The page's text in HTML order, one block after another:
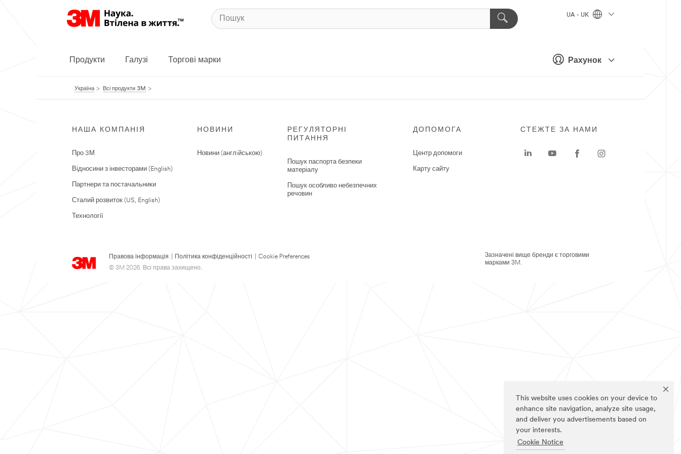
This website uses cookies on your device to
enhance site navigation, analyze site usage,
and deliver you advertisements based on
your interests.
Cookie Notice
Рахунок
UA - UK
Продукти Галузі Торгові марки
Україна Всі продукти 3M
НАША КОМПАНІЯ
Про 3М
Відносини з інвесторами (English)
Партнери та постачальники
Сталий розвиток (US, English)
Технології
НОВИНИ
Новини (англiйською)
РЕГУЛЯТОРНІ
ПИТАННЯ
Пошук паспорта безпеки
матеріалу
Пошук особливо небезпечних
речовин
ДОПОМОГА
Центр допомоги
Карту сайту
Правова інформація Політика конфіденційності
Cookie Preferences
© 3M 2026. Всі права захищено..
СТЕЖТЕ ЗА НАМИ
Зазначені вище бренди є торговими
марками 3M.